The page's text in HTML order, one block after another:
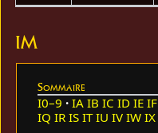
IM
Sommaire
I0–9 IA IB IC ID IE IF
IQ IR IS IT IU IV IW IX